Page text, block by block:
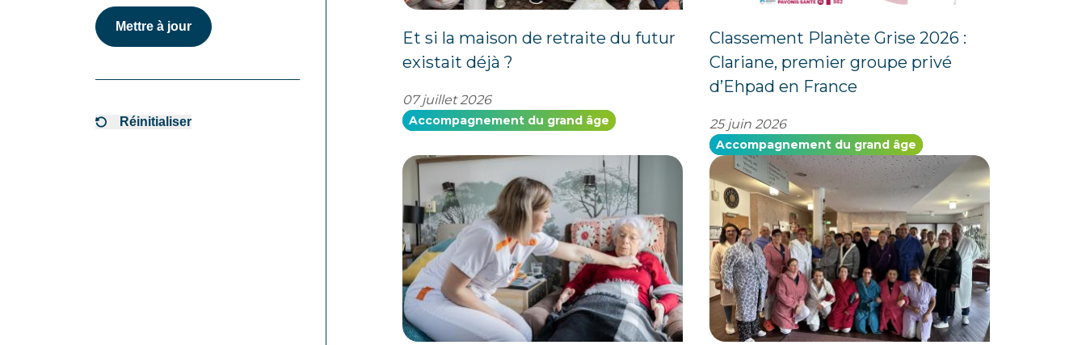
Mettre à jour
Réinitialiser
Et si la maison de retraite du futur
existait déjà ?
07 juillet 2026
Accompagnement du grand âge
Classement Planète Grise 2026 :
Clariane, premier groupe privé
d’Ehpad en France
25 juin 2026
Accompagnement du grand âge